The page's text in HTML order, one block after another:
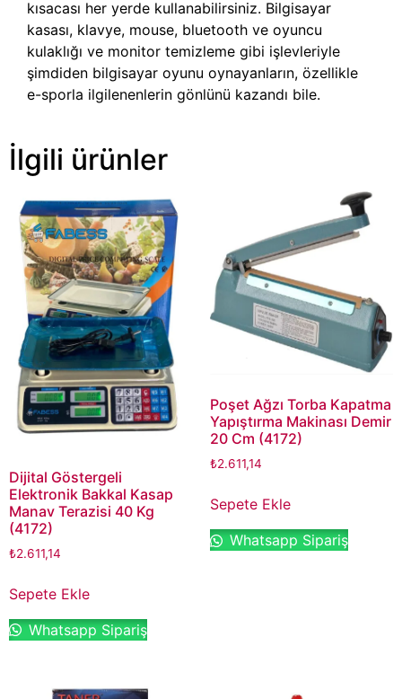
kısacası her yerde kullanabilirsiniz. Bilgisayar
kasası, klavye, mouse, bluetooth ve oyuncu
kulaklığı ve monitor temizleme gibi işlevleriyle
şimdiden bilgisayar oyunu oynayanların, özellikle
e-sporla ilgilenenlerin gönlünü kazandı bile.
İlgili ürünler
Dijital Göstergeli
Elektronik Bakkal Kasap
Manav Terazisi 40 Kg
(4172)
₺2.611,14
Sepete Ekle
Whatsapp Sipariş
Poşet Ağzı Torba Kapatma
Yapıştırma Makinası Demir
20 Cm (4172)
₺2.611,14
Sepete Ekle
Whatsapp Sipariş